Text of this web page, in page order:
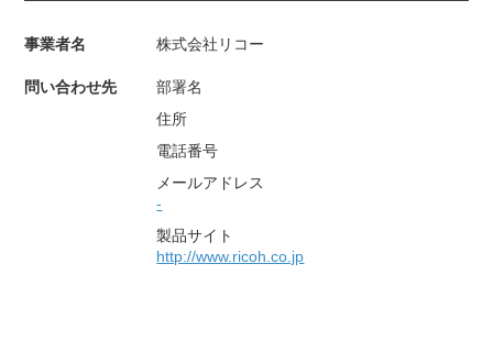
事業者名 株式会社リコー
問い合わせ先
部署名
住所
電話番号
メールアドレス
-
製品サイト
http://www.ricoh.co.jp